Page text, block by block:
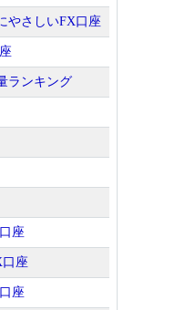
やさしいFX口座
ランキング
座
口座
座